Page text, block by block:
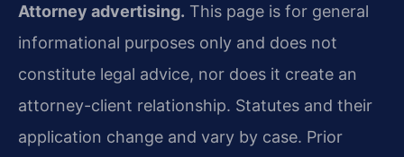
Attorney advertising. This page is for general
informational purposes only and does not
constitute legal advice, nor does it create an
attorney-client relationship. Statutes and their
application change and vary by case. Prior